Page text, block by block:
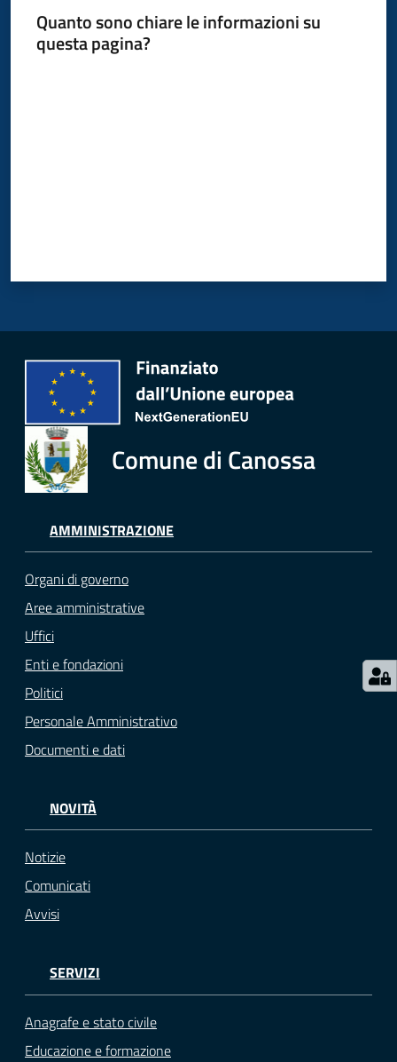
Quanto sono chiare le informazioni su
questa pagina?
Comune di Canossa
AMMINISTRAZIONE
Organi di governo
Aree amministrative
Uffici
Enti e fondazioni
Politici
Personale Amministrativo
Documenti e dati
NOVITÀ
Notizie
Comunicati
Avvisi
SERVIZI
Anagrafe e stato civile
Educazione e formazione